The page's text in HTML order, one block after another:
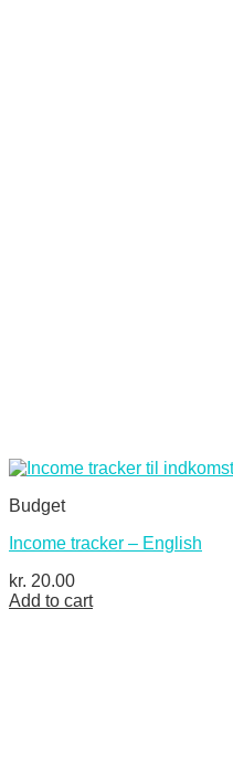
Budget
Income tracker – English
kr. 20.00
Add to cart